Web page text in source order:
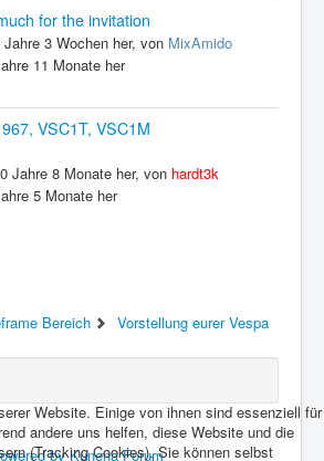
for the invitation
3 Wochen her, von MixAmido
11 Monate her
VSC1T, VSC1M
Jahre 8 Monate her, von hardt3k
5 Monate her
Bereich Vorstellung eurer Vespa
by Kunena Forum
Website. Einige von ihnen sind essenziell für
andere uns helfen, diese Website und die
(Tracking Cookies). Sie können selbst